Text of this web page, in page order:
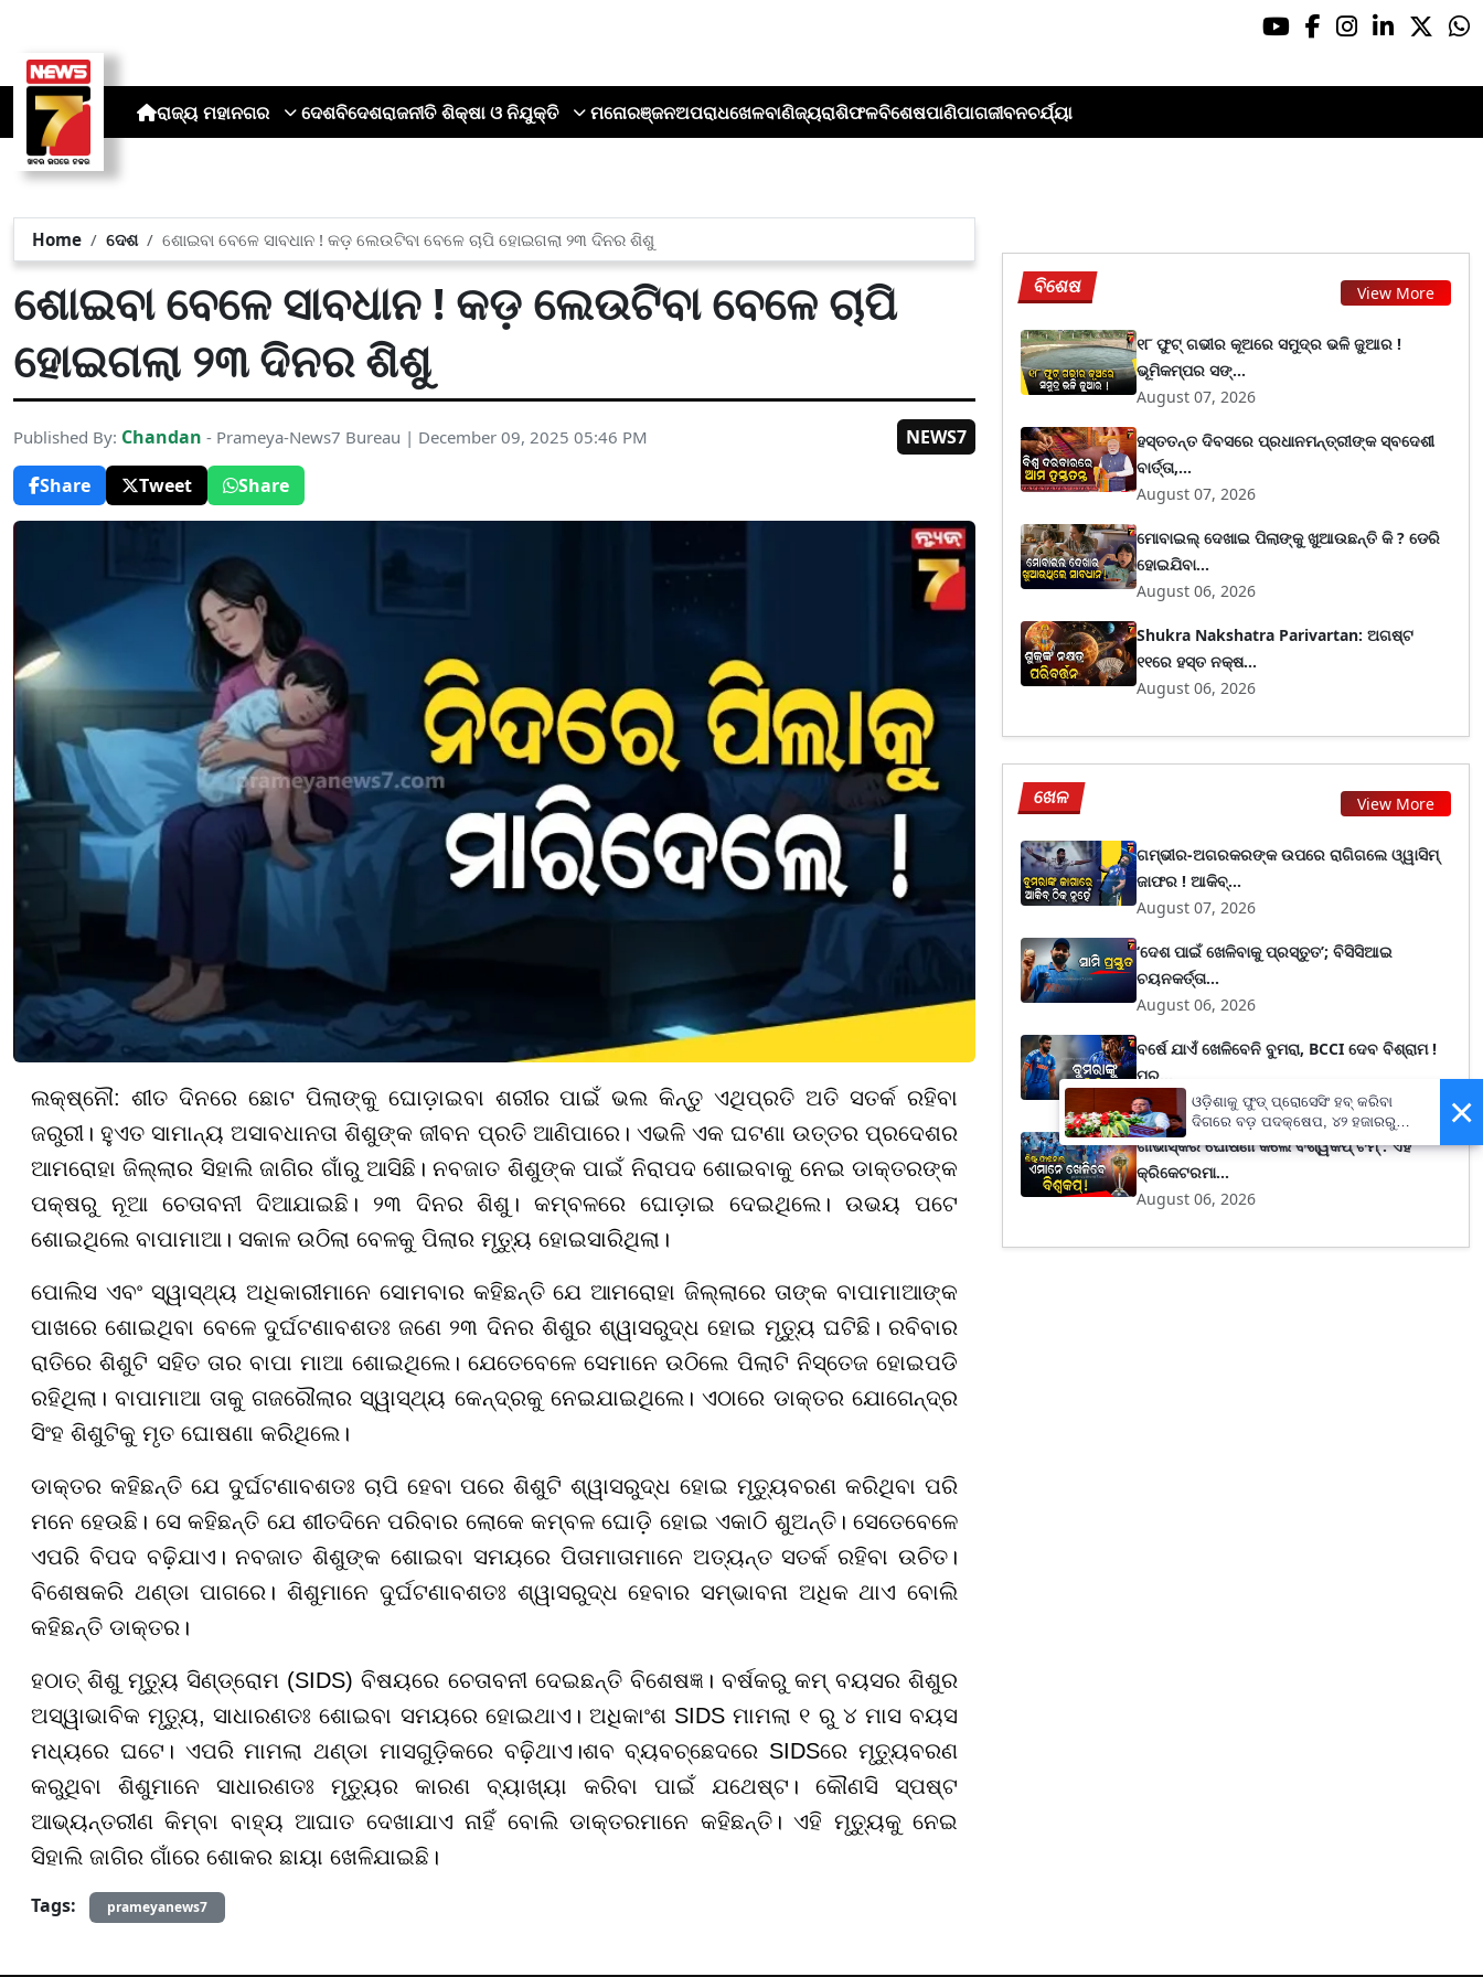
ରାଜ୍ୟ ମହାନଗର ଦେଶବିଦେଶରାଜନୀତି ଶିକ୍ଷା ଓ ନିଯୁକ୍ତି ମନୋରଞ୍ଜନଅପରାଧଖେଳବାଣିଜ୍ୟରାଶିଫଳବିଶେଷପାଣିପାଗଜୀବନଚର୍ଯ୍ୟା
Home ଦେଶ ଶୋଇବା ବେଳେ ସାବଧାନ ! କଡ଼ ଲେଉଟିବା ବେଳେ ଚାପି ହୋଇଗଲା ୨୩ ଦିନର ଶିଶୁ
ଶୋଇବା ବେଳେ ସାବଧାନ ! କଡ଼ ଲେଉଟିବା ବେଳେ ଚାପି
ହୋଇଗଲା ୨୩ ଦିନର ଶିଶୁ
Published By: Chandan - Prameya-News7 Bureau | December 09, 2025 05:46 PM
NEWS7
Share
Tweet Share
ଲକ୍ଷ୍ନୌ: ଶୀତ ଦିନରେ ଛୋଟ ପିଲାଙ୍କୁ ଘୋଡ଼ାଇବା ଶରୀର ପାଇଁ ଭଲ କିନ୍ତୁ ଏଥିପ୍ରତି ଅତି ସତର୍କ ରହିବା
ଜରୁରୀ। ହୁଏତ ସାମାନ୍ୟ ଅସାବଧାନତା ଶିଶୁଙ୍କ ଜୀବନ ପ୍ରତି ଆଣିପାରେ। ଏଭଳି ଏକ ଘଟଣା ଉତ୍ତର ପ୍ରଦେଶର
ଆମରୋହା ଜିଲ୍ଲାର ସିହାଲି ଜାଗିର ଗାଁରୁ ଆସିଛି। ନବଜାତ ଶିଶୁଙ୍କ ପାଇଁ ନିରାପଦ ଶୋଇବାକୁ ନେଇ ଡାକ୍ତରଙ୍କ
ପକ୍ଷରୁ ନୂଆ ଚେତାବନୀ ଦିଆଯାଇଛି। ୨୩ ଦିନର ଶିଶୁ। କମ୍ବଳରେ ଘୋଡ଼ାଇ ଦେଇଥିଲେ। ଉଭୟ ପଟେ
ଶୋଇଥିଲେ ବାପାମାଆ। ସକାଳ ଉଠିଲା ବେଳକୁ ପିଲାର ମୃତ୍ୟୁ ହୋଇସାରିଥିଲା।
ପୋଲିସ ଏବଂ ସ୍ୱାସ୍ଥ୍ୟ ଅଧିକାରୀମାନେ ସୋମବାର କହିଛନ୍ତି ଯେ ଆମରୋହା ଜିଲ୍ଲାରେ ତାଙ୍କ ବାପାମାଆଙ୍କ
ପାଖରେ ଶୋଇଥିବା ବେଳେ ଦୁର୍ଘଟଣାବଶତଃ ଜଣେ ୨୩ ଦିନର ଶିଶୁର ଶ୍ୱାସରୁଦ୍ଧ ହୋଇ ମୃତ୍ୟୁ ଘଟିଛି। ରବିବାର
ରାତିରେ ଶିଶୁଟି ସହିତ ତାର ବାପା ମାଆ ଶୋଇଥିଲେ। ଯେତେବେଳେ ସେମାନେ ଉଠିଲେ ପିଲାଟି ନିସ୍ତେଜ ହୋଇପଡି
ରହିଥିଲା। ବାପାମାଆ ତାକୁ ଗଜରୌଲାର ସ୍ୱାସ୍ଥ୍ୟ କେନ୍ଦ୍ରକୁ ନେଇଯାଇଥିଲେ। ଏଠାରେ ଡାକ୍ତର ଯୋଗେନ୍ଦ୍ର
ସିଂହ ଶିଶୁଟିକୁ ମୃତ ଘୋଷଣା କରିଥିଲେ।
ଡାକ୍ତର କହିଛନ୍ତି ଯେ ଦୁର୍ଘଟଣାବଶତଃ ଚାପି ହେବା ପରେ ଶିଶୁଟି ଶ୍ୱାସରୁଦ୍ଧ ହୋଇ ମୃତ୍ୟୁବରଣ କରିଥିବା ପରି
ମନେ ହେଉଛି। ସେ କହିଛନ୍ତି ଯେ ଶୀତଦିନେ ପରିବାର ଲୋକେ କମ୍ବଳ ଘୋଡ଼ି ହୋଇ ଏକାଠି ଶୁଅନ୍ତି। ସେତେବେଳେ
ଏପରି ବିପଦ ବଢ଼ିଯାଏ। ନବଜାତ ଶିଶୁଙ୍କ ଶୋଇବା ସମୟରେ ପିତାମାତାମାନେ ଅତ୍ୟନ୍ତ ସତର୍କ ରହିବା ଉଚିତ।
ବିଶେଷକରି ଥଣ୍ଡା ପାଗରେ। ଶିଶୁମାନେ ଦୁର୍ଘଟଣାବଶତଃ ଶ୍ୱାସରୁଦ୍ଧ ହେବାର ସମ୍ଭାବନା ଅଧିକ ଥାଏ ବୋଲି
କହିଛନ୍ତି ଡାକ୍ତର।
ହଠାତ୍ ଶିଶୁ ମୃତ୍ୟୁ ସିଣ୍ଡ୍ରୋମ (SIDS) ବିଷୟରେ ଚେତାବନୀ ଦେଇଛନ୍ତି ବିଶେଷଜ୍ଞ। ବର୍ଷକରୁ କମ୍ ବୟସର ଶିଶୁର
ଅସ୍ୱାଭାବିକ ମୃତ୍ୟୁ, ସାଧାରଣତଃ ଶୋଇବା ସମୟରେ ହୋଇଥାଏ। ଅଧିକାଂଶ SIDS ମାମଲା ୧ ରୁ ୪ ମାସ ବୟସ
ମଧ୍ୟରେ ଘଟେ। ଏପରି ମାମଲା ଥଣ୍ଡା ମାସଗୁଡ଼ିକରେ ବଢ଼ିଥାଏ।ଶବ ବ୍ୟବଚ୍ଛେଦରେ SIDSରେ ମୃତ୍ୟୁବରଣ
କରୁଥିବା ଶିଶୁମାନେ ସାଧାରଣତଃ ମୃତ୍ୟୁର କାରଣ ବ୍ୟାଖ୍ୟା କରିବା ପାଇଁ ଯଥେଷ୍ଟ। କୌଣସି ସ୍ପଷ୍ଟ
ଆଭ୍ୟନ୍ତରୀଣ କିମ୍ବା ବାହ୍ୟ ଆଘାତ ଦେଖାଯାଏ ନାହିଁ ବୋଲି ଡାକ୍ତରମାନେ କହିଛନ୍ତି। ଏହି ମୃତ୍ୟୁକୁ ନେଇ
ସିହାଲି ଜାଗିର ଗାଁରେ ଶୋକର ଛାୟା ଖେଳିଯାଇଛି।
Tags:
prameyanews7
ବିଶେଷ View More
୧୮ ଫୁଟ୍ ଗଭୀର କୂଅରେ ସମୁଦ୍ର ଭଳି ଜୁଆର !
ଭୂମିକମ୍ପର ସଙ୍...
August 07, 2026
ହସ୍ତତନ୍ତ ଦିବସରେ ପ୍ରଧାନମନ୍ତ୍ରୀଙ୍କ ସ୍ବଦେଶୀ
ବାର୍ତ୍ତା,...
August 07, 2026
ମୋବାଇଲ୍ ଦେଖାଇ ପିଲାଙ୍କୁ ଖୁଆଉଛନ୍ତି କି ? ଡେରି
ହୋଇଯିବା...
August 06, 2026
Shukra Nakshatra Parivartan: ଅଗଷ୍ଟ
୧୧ରେ ହସ୍ତ ନକ୍ଷ...
August 06, 2026
ଖେଳ View More
ଗମ୍ଭୀର-ଅଗରକରଙ୍କ ଉପରେ ରାଗିଗଲେ ଓ୍ୱାସିମ୍
ଜାଫର ! ଆକିବ୍...
August 07, 2026
‘ଦେଶ ପାଇଁ ଖେଳିବାକୁ ପ୍ରସ୍ତୁତ’; ବିସିସିଆଇ
ଚୟନକର୍ତ୍ତା...
August 06, 2026
ବର୍ଷେ ଯାଏଁ ଖେଳିବେନି ବୁମରା, BCCI ଦେବ ବିଶ୍ରାମ !
ପୂର୍...
August 06, 2026
ଗାଭାସ୍କର ଘୋଷଣା କଲେ ବିଶ୍ୱକପ୍ ଟିମ୍ : ଏହି
କ୍ରିକେଟରମା...
August 06, 2026
×
ଓଡ଼ିଶାକୁ ଫୁଡ୍ ପ୍ରୋସେସିଂ ହବ୍ କରିବା
ଦିଗରେ ବଡ଼ ପଦକ୍ଷେପ, ୪୨ ହଜାରରୁ
ଅଧିକ ନିଯୁକ୍ତି ସୁଯୋଗ